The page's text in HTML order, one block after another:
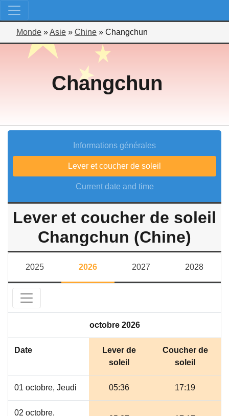
Monde »Asie » Chine » Changchun
Changchun
Informations générales
Lever et coucher de soleil
Current date and time
Lever et coucher de soleil
Changchun (Chine)
2025 2026 2027 2028
octobre 2026
Date
Lever de
soleil
Coucher de
soleil
01 octobre, Jeudi 05:36 17:19
02 octobre,